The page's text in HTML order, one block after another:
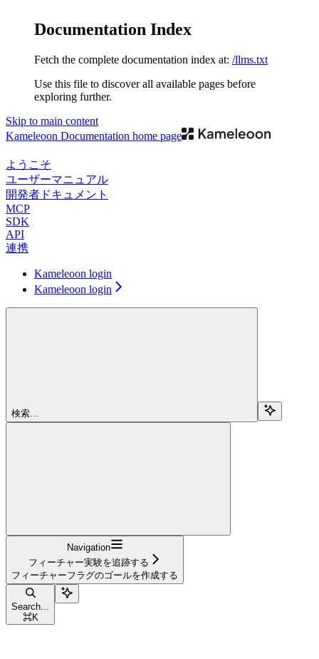
Documentation Index
Fetch the complete documentation index at: /llms.txt
Use this file to discover all available pages before
exploring further.
Skip to main content
Kameleoon Documentation home page
ようこそ
ユーザーマニュアル
開発者ドキュメント
MCP
SDK
API
連携
Kameleoon login
Kameleoon login
検索...
Navigation
フィーチャー実験を追跡する
フィーチャーフラグのゴールを作成する
Search...
⌘K